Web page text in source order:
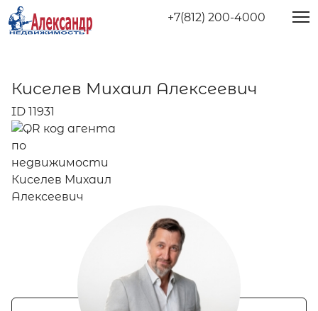
+7(812) 200-4000
Киселев Михаил Алексеевич
ID 11931